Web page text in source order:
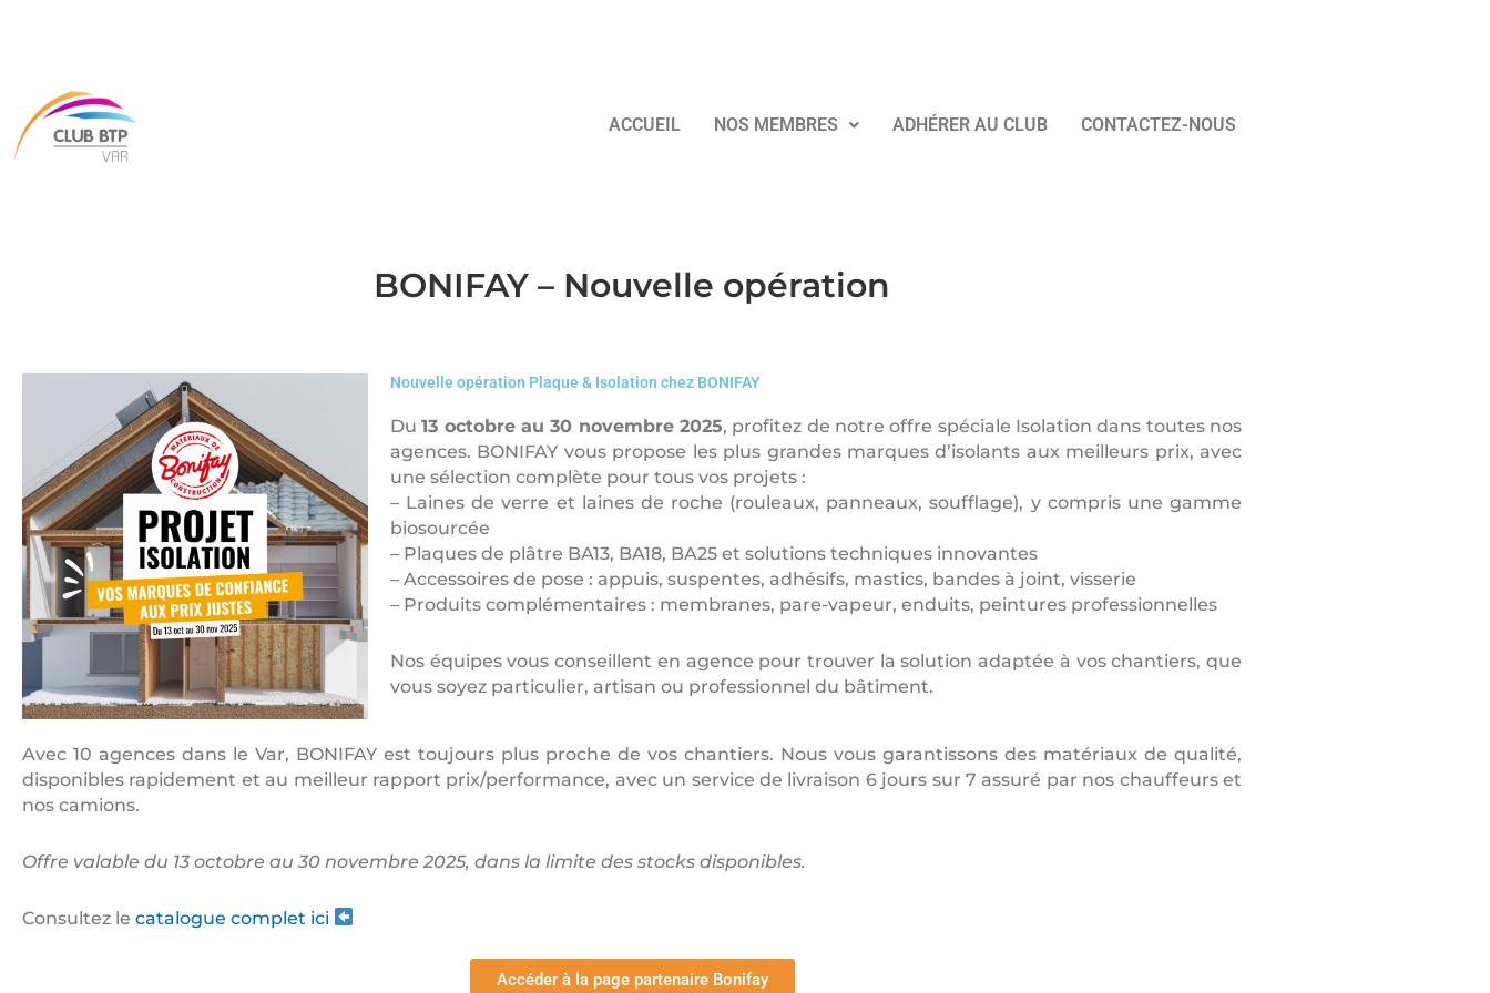
ACCUEIL NOS MEMBRES ADHÉRER AU CLUB CONTACTEZ-NOUS
BONIFAY – Nouvelle opération
Nouvelle opération Plaque & Isolation chez BONIFAY
Du13 octobre au 30 novembre 2025, profitez de notre offre spéciale Isolation dans toutes nos
agences. BONIFAY vous propose les plus grandes marques d’isolants aux meilleurs prix, avec
une sélection complète pour tous vos projets :
– Laines de verre et laines de roche (rouleaux, panneaux, soufflage), y compris une gamme
biosourcée
– Plaques de plâtre BA13, BA18, BA25 et solutions techniques innovantes
– Accessoires de pose : appuis, suspentes, adhésifs, mastics, bandes à joint, visserie
– Produits complémentaires : membranes, pare-vapeur, enduits, peintures professionnelles
Nos équipes vous conseillent en agence pour trouver la solution adaptée à vos chantiers, que
vous soyez particulier, artisan ou professionnel du bâtiment.
Avec 10 agences dans le Var, BONIFAY est toujours plus proche de vos chantiers. Nous vous garantissons des matériaux de qualité,
disponibles rapidement et au meilleur rapport prix/performance, avec un service de livraison 6 jours sur 7 assuré par nos chauffeurs et
nos camions.
Offre valable du 13 octobre au 30 novembre 2025, dans la limite des stocks disponibles.
Consultez le catalogue complet ici
Accéder à la page partenaire Bonifay